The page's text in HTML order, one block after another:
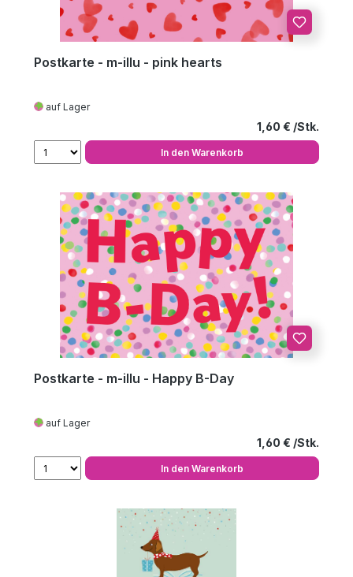
Postkarte - m-illu - pink hearts
auf Lager
Regulärer
1,60 €
In den Warenkorb
Postkarte - m-illu - Happy B-Day
auf Lager
Regulärer
1,60 €
In den Warenkorb